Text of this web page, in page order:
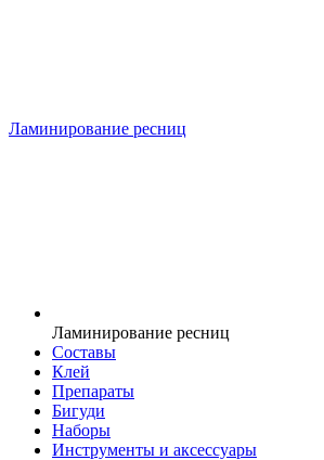
Ламинирование ресниц
Ламинирование ресниц
Составы
Клей
Препараты
Бигуди
Наборы
Инструменты и аксессуары